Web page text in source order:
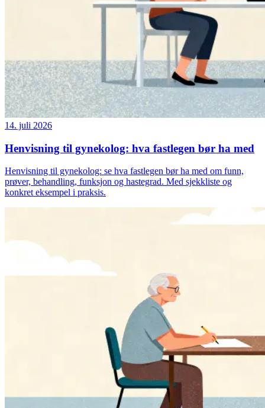
14. juli 2026
Henvisning til gynekolog: hva fastlegen bør ha med
Henvisning til gynekolog: se hva fastlegen bør ha med om funn,
prøver, behandling, funksjon og hastegrad. Med sjekkliste og
konkret eksempel i praksis.